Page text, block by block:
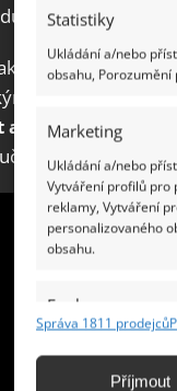
Statistiky
Ukládání a/nebo
obsahu,
Marketing
Ukládání a/nebo
Vytváření profilů pro
reklamy, Vytváření
personalizovaného
obsahu.
Funkce
Identifikace zařízení
Správa 1811 prodejců
Příjmout
zase déšť.
aby odpovídal
spotřebiči a je
efektivnost
kvalitní